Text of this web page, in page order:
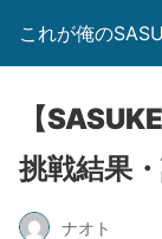
これが俺の
【
挑戦結果
ナオト